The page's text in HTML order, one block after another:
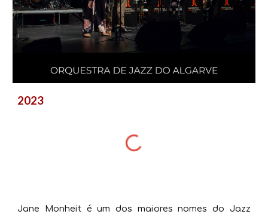
2023
Jane Monheit é um dos maiores nomes do Jazz